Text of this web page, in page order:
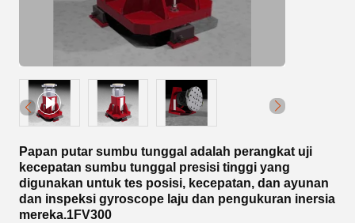
Papan putar sumbu tunggal adalah perangkat uji
kecepatan sumbu tunggal presisi tinggi yang
digunakan untuk tes posisi, kecepatan, dan ayunan
dan inspeksi gyroscope laju dan pengukuran inersia
mereka.1FV300